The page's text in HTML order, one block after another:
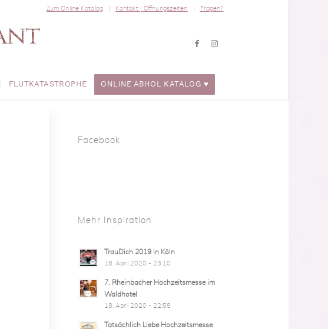
Zum Online Katalog Kontakt | Öffnungszeiten Fragen?
FLUTKATASTROPHE ONLINE ABHOL KATALOG ♥
Facebook
Mehr Inspiration
TrauDich 2019 in Köln
18. April 2020 - 23:10
7. Rheinbacher Hochzeitsmesse im
Waldhotel
18. April 2020 - 22:58
Tatsächlich Liebe Hochzeitsmesse